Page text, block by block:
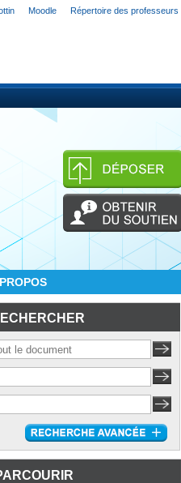
Moodle Répertoire des professeurs